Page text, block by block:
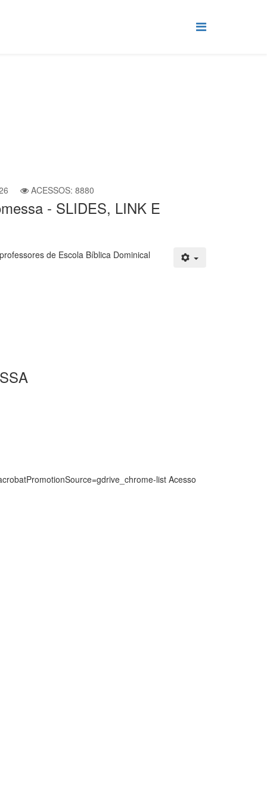
ACESSOS: 8880
- SLIDES, LINK E
de Escola Bíblica Dominical
list Acesso